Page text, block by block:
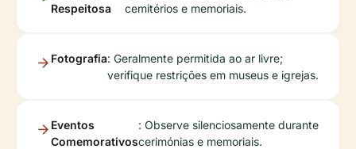
Respeitosa
cemitérios e memoriais.
Fotografia: Geralmente permitida ao ar livre;
verifique restrições em museus e igrejas.
Eventos
Comemorativos
: Observe silenciosamente durante
cerimónias e memoriais.